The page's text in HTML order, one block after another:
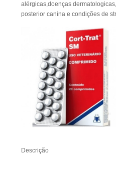
alérgicas,doenças
posterior canina e condições de
Descrição